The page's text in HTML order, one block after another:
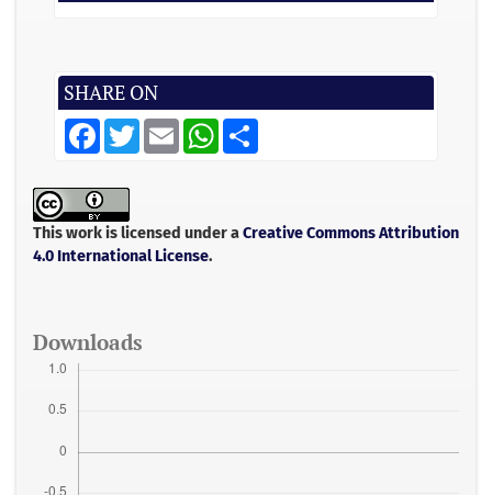
SHARE ON
F
a
b
o
o
k
T
w
r
E
m
W
p
S
This work is licensed under aCreative Commons Attribution
4.0 International License.
Downloads